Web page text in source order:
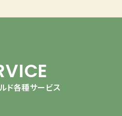
ド各種サービス